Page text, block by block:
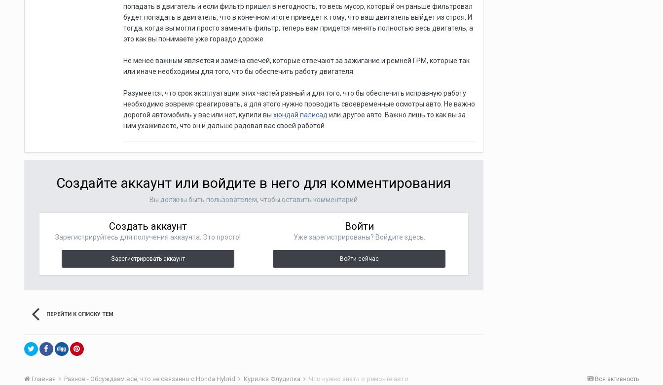
попадать в двигатель и если фильтр пришел в негодность, то весь мусор, который он раньше фильтровал
будет попадать в двигатель, что в конечном итоге приведет к тому, что ваш двигатель выйдет из строя. И
тогда, когда вы могли просто заменить фильтр, теперь вам придется менять полностью весь двигатель, а
это как вы понимаете уже гораздо дороже.
Не менее важным является и замена свечей, которые отвечают за зажигание и ремней ГРМ, которые так
или иначе необходимы для того, что бы обеспечить работу двигателя.
Разумеется, что срок эксплуатации этих частей разный и для того, что бы обеспечить исправную работу
необходимо вовремя среагировать, а для этого нужно проводить своевременные осмотры авто. Не важно
дорогой автомобиль у вас или нет, купили вы хюндай палисад или другое авто. Важно лишь то как вы за
ним ухаживаете, что он и дальше радовал вас своей работой.
Создайте аккаунт или войдите в него для комментирования
Вы должны быть пользователем, чтобы оставить комментарий
Создать аккаунт
Зарегистрируйтесь для получения аккаунта. Это просто!
Зарегистрировать аккаунт
Войти
Уже зарегистрированы? Войдите здесь.
Войти сейчас
ПЕРЕЙТИ К СПИСКУ ТЕМ
Вся активность
Главная Разное - Обсуждаем всё, что не связанно с Honda Hybrid Курилка Флудилка Что нужно знать о ремонте авто